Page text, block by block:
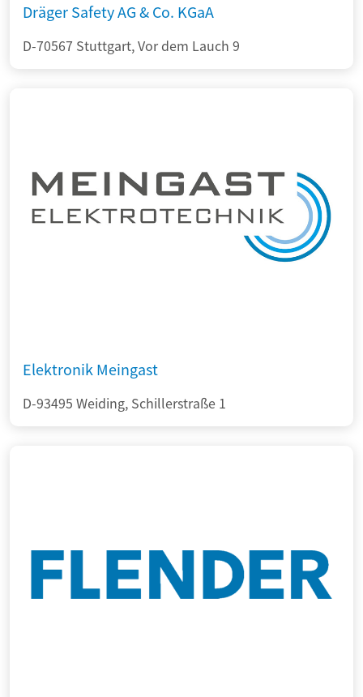
Dräger Safety AG & Co. KGaA
D-70567 Stuttgart, Vor dem Lauch 9
Elektronik Meingast
D-93495 Weiding, Schillerstraße 1